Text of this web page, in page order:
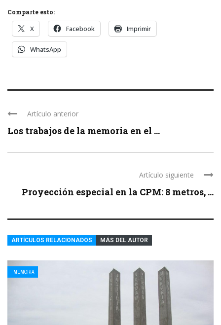
Comparte esto:
X Facebook Imprimir
WhatsApp
Artículo anterior
Los trabajos de la memoria en el ...
Artículo siguiente
Proyección especial en la CPM: 8 metros, ...
ARTÍCULOS RELACIONADOS MÁS DEL AUTOR
MEMORIA